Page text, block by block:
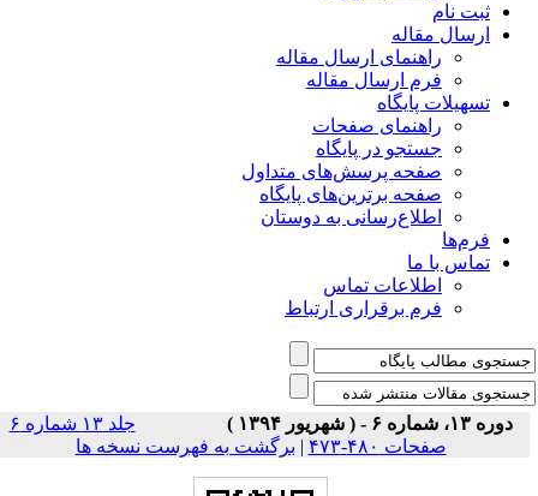
ثبت نام
ارسال مقاله
راهنمای ارسال مقاله
فرم ارسال مقاله
تسهیلات پایگاه
راهنمای صفحات
جستجو در پایگاه
صفحه پرسش‌های متداول
صفحه برترین‌های پایگاه
اطلاع‌رسانی به دوستان
فرم‌ها
تماس با ما
اطلاعات تماس
فرم برقراری ارتباط
دوره ۱۳، شماره ۶ - ( شهریور ۱۳۹۴ )
جلد ۱۳ شماره ۶
صفحات ۴۸۰-۴۷۳
|برگشت به فهرست نسخه ها